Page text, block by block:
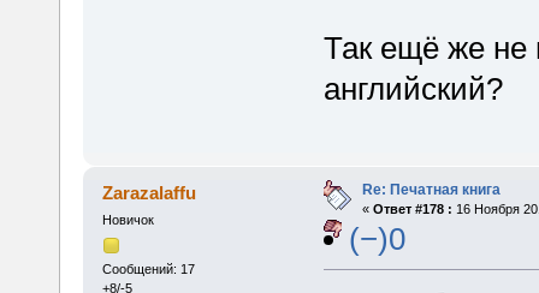
Так ещё же не
английский?
Zarazalaffu
Новичок
Сообщений: 17
+8/-5
Re: Печатная книга
« Ответ #178 : 16 Ноября
(−)0